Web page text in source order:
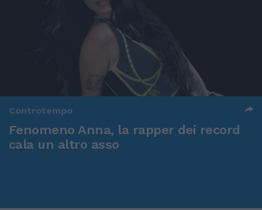
Controtempo
Fenomeno Anna, la rapper dei record
cala un altro asso